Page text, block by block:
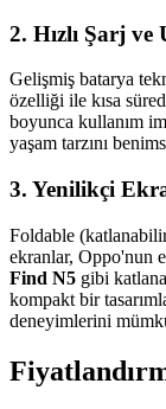
2. Hızlı Şarj
Gelişmiş batarya
özelliği ile kısa
boyunca kullanım
yaşam tarzını
3. Yenilikçi
Foldable
ekranlar, Oppo'nun
Find N5 gibi
kompakt bir
deneyimlerini